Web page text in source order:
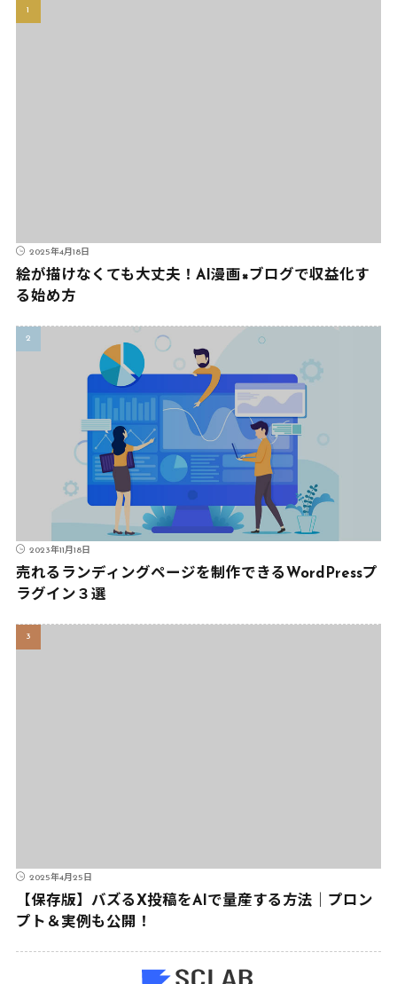
2025年4月18日
絵が描けなくても大丈夫！AI漫画×ブログで収益化す
る始め方
2023年11月18日
売れるランディングページを制作できるWordPressプ
ラグイン３選
2025年4月25日
【保存版】バズるX投稿をAIで量産する方法｜プロン
プト＆実例も公開！